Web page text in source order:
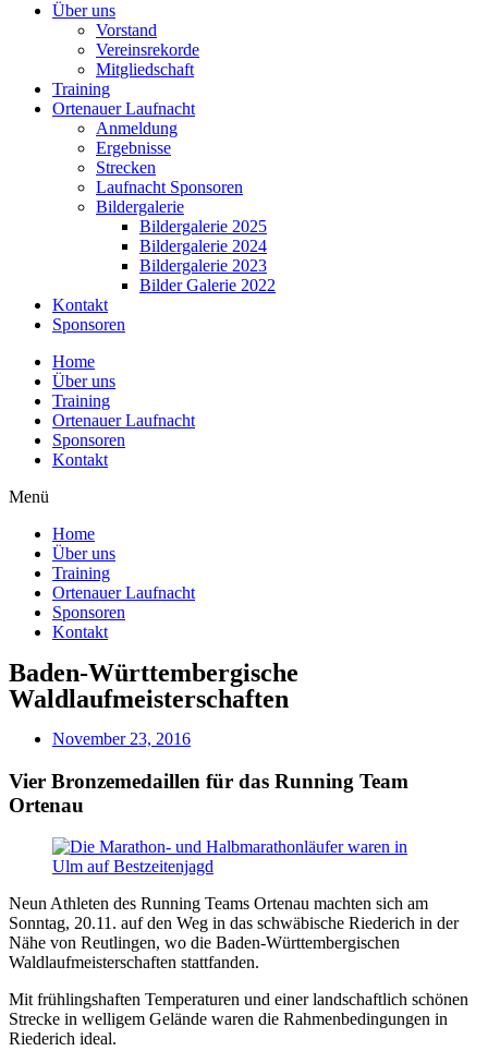
Über uns
Vorstand
Vereinsrekorde
Mitgliedschaft
Training
Ortenauer Laufnacht
Anmeldung
Ergebnisse
Strecken
Laufnacht Sponsoren
Bildergalerie
Bildergalerie 2025
Bildergalerie 2024
Bildergalerie 2023
Bilder Galerie 2022
Kontakt
Sponsoren
Home
Über uns
Training
Ortenauer Laufnacht
Sponsoren
Kontakt
Menü
Home
Über uns
Training
Ortenauer Laufnacht
Sponsoren
Kontakt
Baden-Württembergische
Waldlaufmeisterschaften
November 23, 2016
Vier Bronzemedaillen für das Running Team
Ortenau
Neun Athleten des Running Teams Ortenau machten sich am
Sonntag, 20.11. auf den Weg in das schwäbische Riederich in der
Nähe von Reutlingen, wo die Baden-Württembergischen
Waldlaufmeisterschaften stattfanden.
Mit frühlingshaften Temperaturen und einer landschaftlich schönen
Strecke in welligem Gelände waren die Rahmenbedingungen in
Riederich ideal.